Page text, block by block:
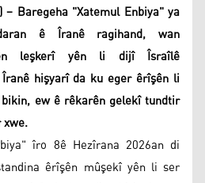
– Baregeha "Xatemul Enbiya" ya
ê Îranê ragihand, wan
leşkerî yên li dijî Îsraîlê
hişyarî da ku eger êrîşên li
ew ê rêkarên gelekî tundtir
îro 8ê Hezîrana 2026an di
êrîşên mûşekî yên li ser